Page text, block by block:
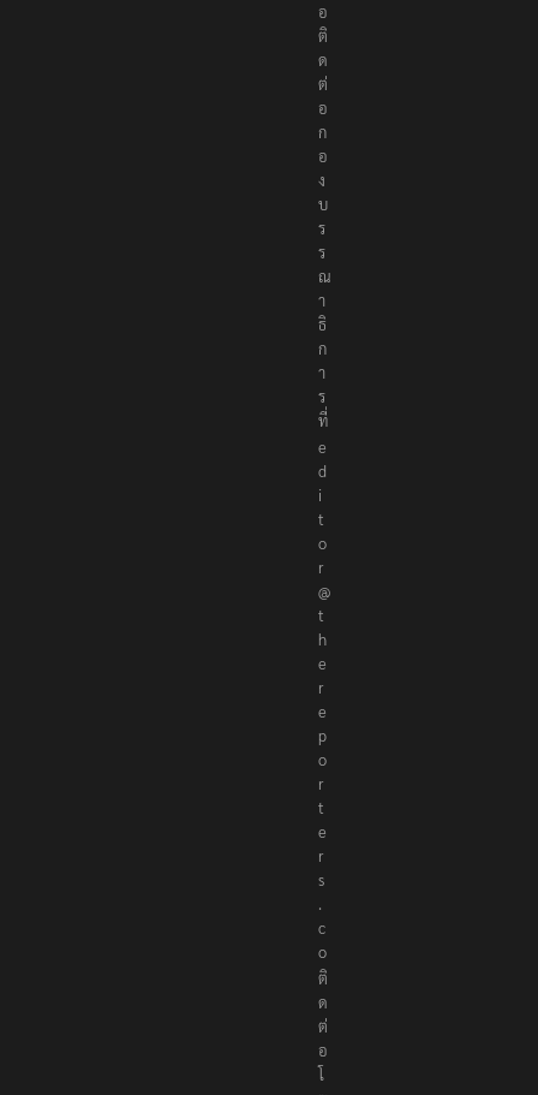
อ
ติ
ด
ต่
อ
ก
อ
ง
บ
ร
ร
ณ
า
ธิ
ก
า
ร
ที่
e
d
i
t
o
r
@
t
h
e
r
e
p
o
r
t
e
r
s
.
c
o
ติ
ด
ต่
อ
โ